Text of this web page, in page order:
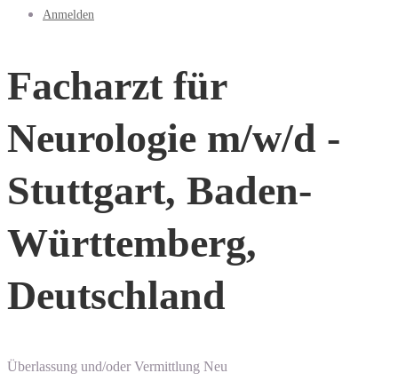
Anmelden
Facharzt für
Neurologie m/w/d -
Stuttgart, Baden-
Württemberg,
Deutschland
Überlassung und/oder Vermittlung Neu